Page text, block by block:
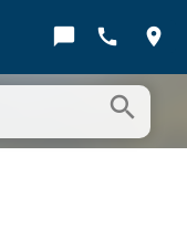
chat_bubble call location_on
search